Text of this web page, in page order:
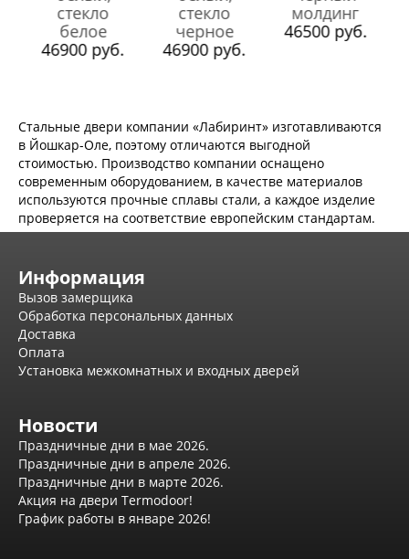
Двери ВанМарк
Шпон текстурированный
Эмалекс
Серия Нео
Серия Симпл
Серия Синди
Серия Скай
Серия Стефани
Серия Уно
Коллекция дверей Альтекс
Коллекция дверей Элеганс
Экошпон Верда
Коллекция дверей Техно
Шпон Дворецкий
Эмаль Дворецкий
Двери Про
Инвизибл Про
Экошпон Про
Эмаль Про
Двери межкомнатные ВФД
46900 руб. 46900 руб.
46500 руб.
Стальные двери компании «Лабиринт» изготавливаются
в Йошкар-Оле, поэтому отличаются выгодной
стоимостью. Производство компании оснащено
современным оборудованием, в качестве материалов
используются прочные сплавы стали, а каждое изделие
проверяется на соответствие европейским стандартам.
Информация
Вызов замерщика
Обработка персональных данных
Доставка
Оплата
Установка межкомнатных и входных дверей
Новости
Праздничные дни в мае 2026.
Праздничные дни в апреле 2026.
Праздничные дни в марте 2026.
Акция на двери Termodoor!
График работы в январе 2026!